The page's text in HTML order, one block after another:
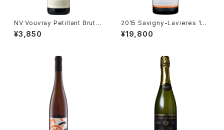
NV Vouvray Petillant Brut /
Dm. Vigneau-Chevreau
¥3,850
2015 Savigny-Lavieres 1er
Cru / Dm. Tollot Beaut
¥19,800